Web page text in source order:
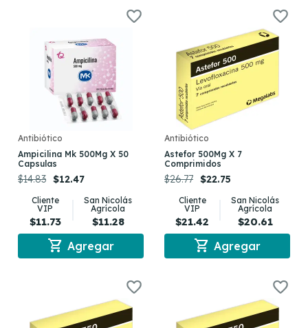
Antibiótico
Ampicilina Mk 500Mg X 50
Capsulas
$14.83 $12.47
Cliente
VIP
$11.73
San Nicolás
Agrícola
$11.28
shopping_cart Agregar
Antibiótico
Astefor 500Mg X 7
Comprimidos
$26.77 $22.75
Cliente
VIP
$21.42
San Nicolás
Agrícola
$20.61
shopping_cart Agregar